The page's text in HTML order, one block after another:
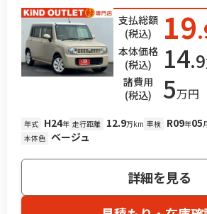
支払総額
(税込)
19
本体価格
(税込)
14.9
諸費用
(税込)
5万円
年式 H24年 走行距離 12.9万km 車検 R09年05
本体色 ベージュ
詳細を見る